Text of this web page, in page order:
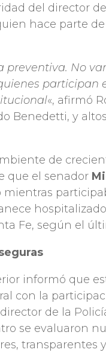
del director
hace parte
No
participan
«, afirmó
Benedetti, y
de
que el senador
Fe, según el
informó que
con la
de la
se evaluaron
transparentes y